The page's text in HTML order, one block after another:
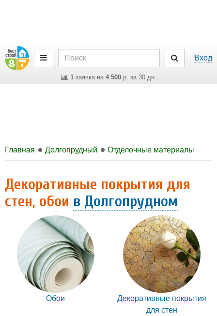
Вход
1заявка на 4 500р. за 30 дн.
Главная Долгопрудный Отделочные материалы
Декоративные покрытия для
стен, обои в Долгопрудном
Обои
Декоративные покрытия
для стен